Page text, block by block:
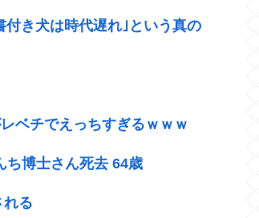
き犬は時代遅れ｣という真の
ベチでえっちすぎるｗｗｗ
ち博士さん死去 64歳
れる